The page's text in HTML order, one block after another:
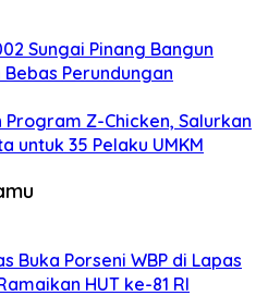
Sungai Pinang Bangun
Perundungan
Program Z-Chicken, Salurkan
untuk 35 Pelaku UMKM
Buka Porseni WBP di Lapas
HUT ke-81 RI